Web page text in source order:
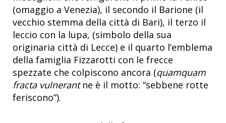
(omaggio a Venezia), il secondo il Barione (il
vecchio stemma della città di Bari), il terzo il
leccio con la lupa, (simbolo della sua
originaria città di Lecce) e il quarto l’emblema
della famiglia Fizzarotti con le frecce
spezzate che colpiscono ancora (quamquam
fracta vulnerantne è il motto: “sebbene rotte
feriscono”).